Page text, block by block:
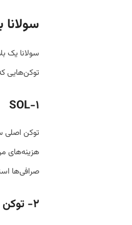
سولانا یک
توکن‌هایی
۱- SOL
هزینه‌های
صرافی‌ها
۲- توکن